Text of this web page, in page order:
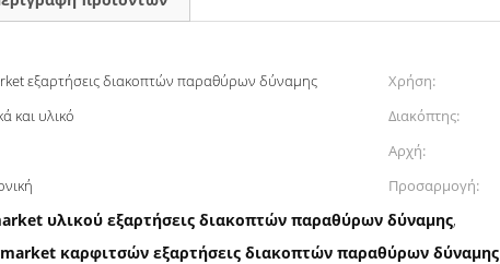
εξαρτήσεις διακοπτών παραθύρων δύναμης Χρήση:
και υλικό Διακόπτης:
Αρχή:
Προσαρμογή:
υλικού εξαρτήσεις διακοπτών παραθύρων δύναμης,
καρφιτσών εξαρτήσεις διακοπτών παραθύρων δύναμης